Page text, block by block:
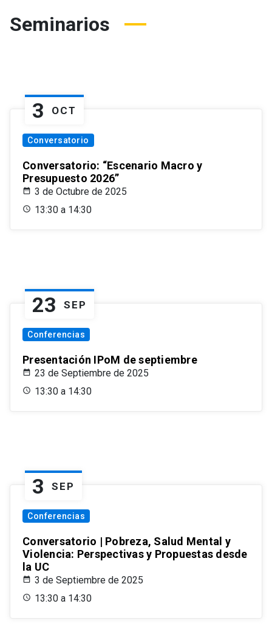
Seminarios
3 OCT
Conversatorio
Conversatorio: “Escenario Macro y
Presupuesto 2026”
3 de Octubre de 2025
13:30 a 14:30
23 SEP
Conferencias
Presentación IPoM de septiembre
23 de Septiembre de 2025
13:30 a 14:30
3 SEP
Conferencias
Conversatorio | Pobreza, Salud Mental y
Violencia: Perspectivas y Propuestas desde
la UC
3 de Septiembre de 2025
13:30 a 14:30